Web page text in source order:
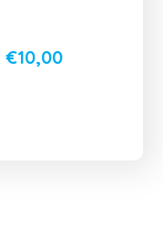
€10,00